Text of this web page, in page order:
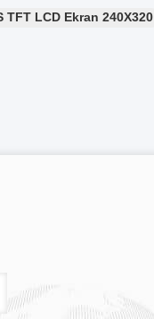
TFT LCD Ekran 240X320